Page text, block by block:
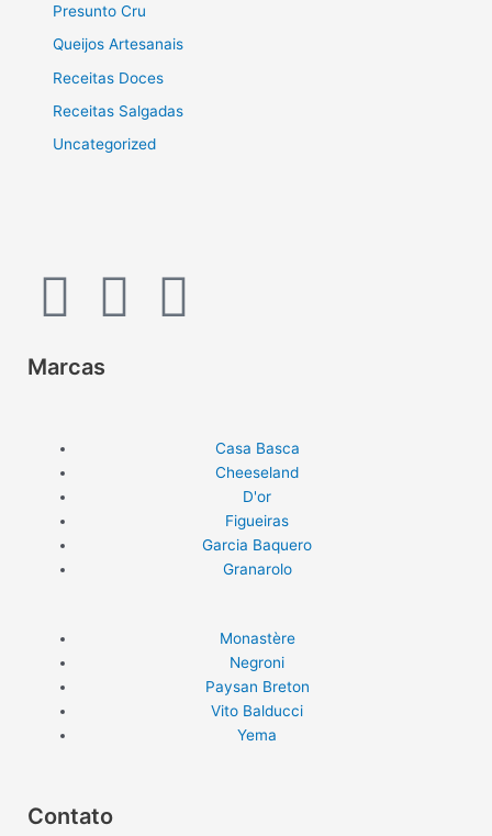
Presunto Cru
Queijos Artesanais
Receitas Doces
Receitas Salgadas
Uncategorized
I
n
t
a
g
r
a
m
F
Y
b
Marcas
Casa Basca
Cheeseland
D'or
Figueiras
Garcia Baquero
Granarolo
Monastère
Negroni
Paysan Breton
Vito Balducci
Yema
Contato